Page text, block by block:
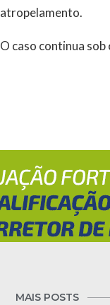
atropelamento.
O caso continua
MAIS POSTS